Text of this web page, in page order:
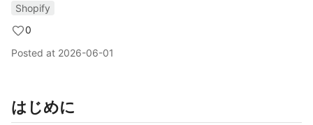
Shopify
0
Posted at 2026-06-01
はじめに